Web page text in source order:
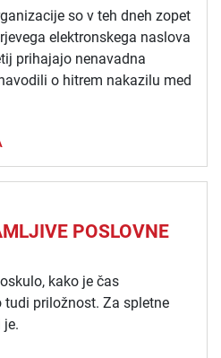
so v teh dneh zopet
elektronskega naslova
prihajajo nenavadna
o hitrem nakazilu med
POSLOVNE
kako je čas
tudi priložnost. Za spletne